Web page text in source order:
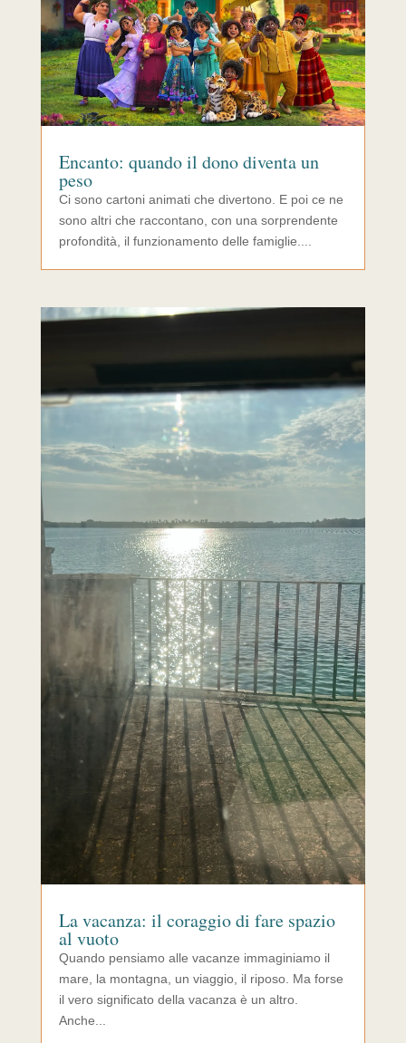
Encanto: quando il dono diventa un
peso
Ci sono cartoni animati che divertono. E poi ce ne
sono altri che raccontano, con una sorprendente
profondità, il funzionamento delle famiglie....
La vacanza: il coraggio di fare spazio
al vuoto
Quando pensiamo alle vacanze immaginiamo il
mare, la montagna, un viaggio, il riposo. Ma forse
il vero significato della vacanza è un altro.
Anche...